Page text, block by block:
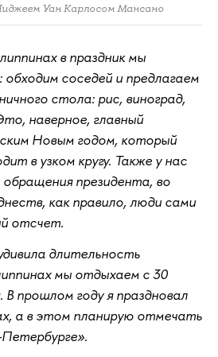
Уан Карлосом Мансано
в праздник мы
соседей и предлагаем
стола: рис, виноград,
наверное, главный
Новым годом, который
в узком кругу. Также у нас
президента, во
как правило, люди сами
отсчет.
длительность
мы отдыхаем с 30
В прошлом году я праздновал
а в этом планирую отмечать